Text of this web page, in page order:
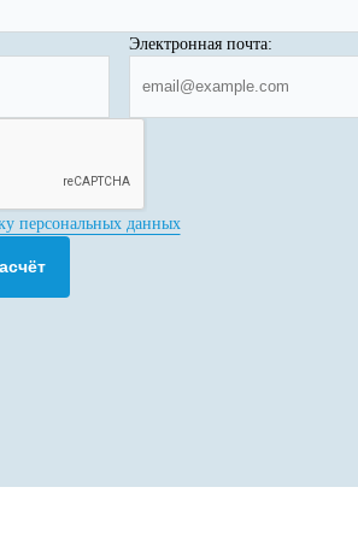
Электронная почта:
персональных данных